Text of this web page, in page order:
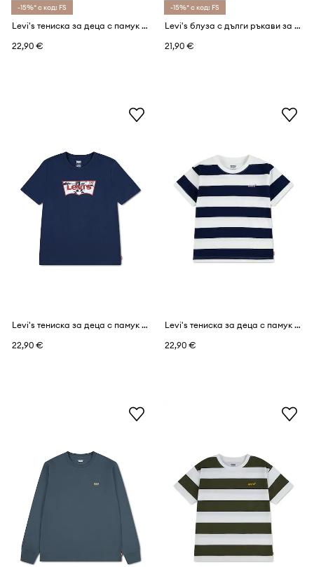
-15%* с код: FS
Levi's тениска за деца с памук PIZZA LOVING BEAR TEE
22,90 €
-15%* с код: FS
Levi's блуза с дълги ръкави за деца от памук BATWING TEE
21,90 €
Levi's тениска за деца с памук SKATE BATWING TEE
22,90 €
Levi's тениска за деца с памук BIG STRIPE TEE
22,90 €